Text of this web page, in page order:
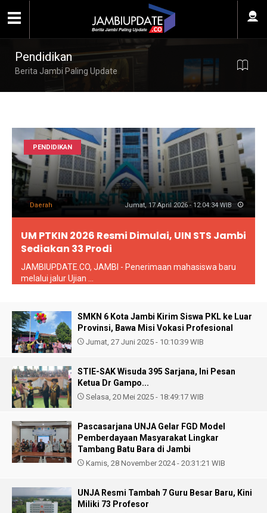
Pendidikan
Berita Jambi Paling Update
PENDIDIKAN
Daerah Jumat, 17 April 2026 - 12:04:34 WIB
UM PTKIN 2026 Resmi Dimulai, UIN STS Jambi
Sediakan 33 Prodi
JAMBIUPDATE.CO, JAMBI - Penerimaan mahasiswa baru
melalui jalur Ujian ...
SMKN 6 Kota Jambi Kirim Siswa PKL ke Luar
Provinsi, Bawa Misi Vokasi Profesional
Jumat, 27 Juni 2025 - 10:10:39 WIB
STIE-SAK Wisuda 395 Sarjana, Ini Pesan
Ketua Dr Gampo...
Selasa, 20 Mei 2025 - 18:49:17 WIB
Pascasarjana UNJA Gelar FGD Model
Pemberdayaan Masyarakat Lingkar
Tambang Batu Bara di Jambi
Kamis, 28 November 2024 - 20:31:21 WIB
UNJA Resmi Tambah 7 Guru Besar Baru, Kini
Miliki 73 Profesor